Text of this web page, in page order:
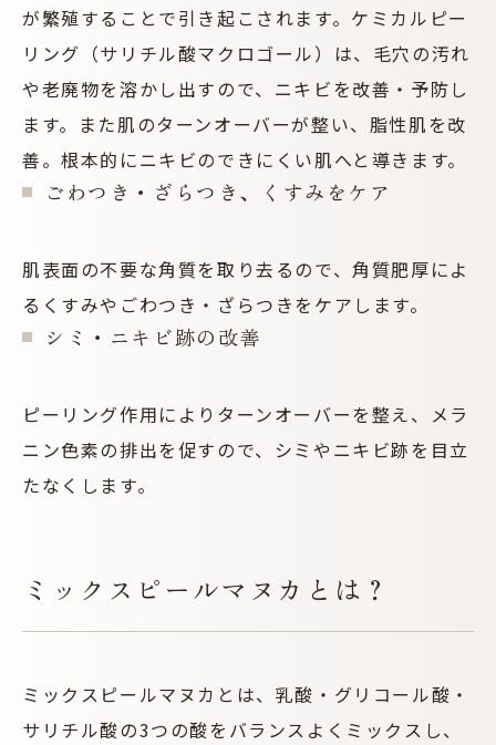
が繁殖することで引き起こされます。ケミカルピー
リング（サリチル酸マクロゴール）は、毛穴の汚れ
や老廃物を溶かし出すので、ニキビを改善・予防し
ます。また肌のターンオーバーが整い、脂性肌を改
善。根本的にニキビのできにくい肌へと導きます。
ごわつき・ざらつき、くすみをケア
肌表面の不要な角質を取り去るので、角質肥厚によ
るくすみやごわつき・ざらつきをケアします。
シミ・ニキビ跡の改善
ピーリング作用によりターンオーバーを整え、メラ
ニン色素の排出を促すので、シミやニキビ跡を目立
たなくします。
ミックスピールマヌカとは？
ミックスピールマヌカとは、乳酸・グリコール酸・
サリチル酸の3つの酸をバランスよくミックスし、